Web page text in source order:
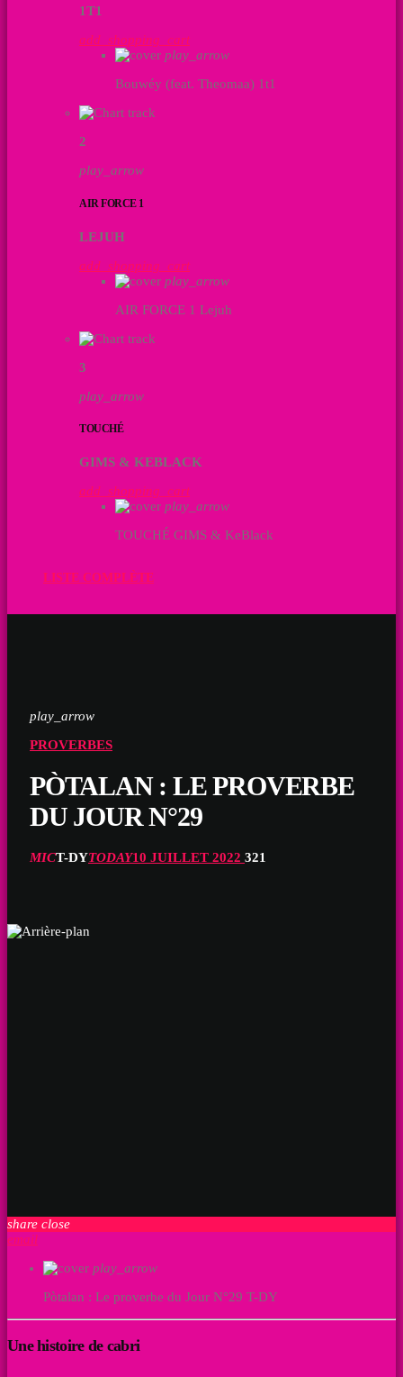
1T1
add_shopping_cart
play_arrow
Bouwéy (feat. Theomaa) 1t1
2
play_arrow
AIR FORCE 1
LEJUH
add_shopping_cart
play_arrow
AIR FORCE 1 Lejuh
3
play_arrow
TOUCHÉ
GIMS & KEBLACK
add_shopping_cart
play_arrow
TOUCHÉ GIMS & KeBlack
LISTE COMPLÈTE
play_arrow
PROVERBES
PÒTALAN : LE PROVERBE
DU JOUR N°29
MICT-DYTODAY10 JUILLET 2022 321
share close
email
play_arrow
Pòtalan : Le proverbe du Jour N°29 T-DY
Une histoire de cabri